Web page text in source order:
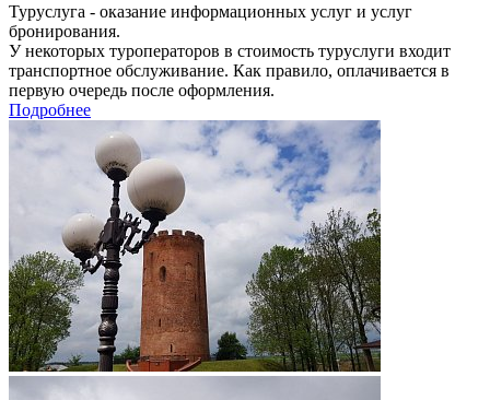
Туруслуга - оказание информационных услуг и услуг
бронирования.
У некоторых туроператоров в стоимость туруслуги входит
транспортное обслуживание. Как правило, оплачивается в
первую очередь после оформления.
Подробнее